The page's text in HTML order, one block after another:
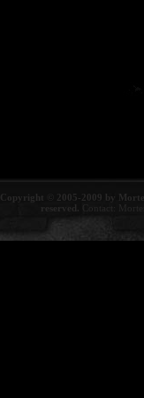
Copyright © 2005-2009 by
reserved. Contact: